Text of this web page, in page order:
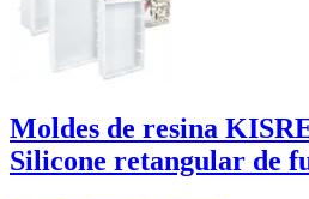
Moldes de resina
Silicone retangular de